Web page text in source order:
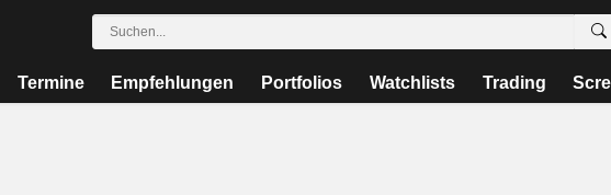
Termine Empfehlungen Portfolios Watchlists Trading